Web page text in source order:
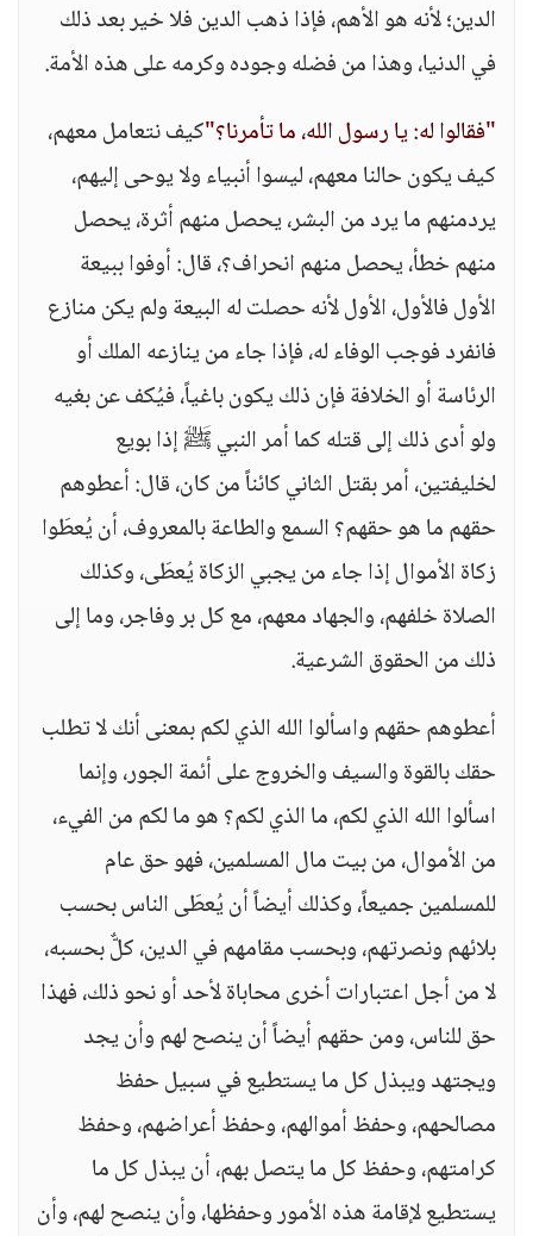
الدين؛ لأنه هو الأهم، فإذا ذهب الدين فلا خير بعد ذلك
في الدنيا، وهذا من فضله وجوده وكرمه على هذه الأمة.
"فقالوا له: يا رسول الله، ما تأمرنا؟"كيف نتعامل معهم،
كيف يكون حالنا معهم، ليسوا أنبياء ولا يوحى إليهم،
يردمنهم ما يرد من البشر، يحصل منهم أثرة، يحصل
منهم خطأ، يحصل منهم انحراف؟، قال: أوفوا ببيعة
الأول فالأول، الأول لأنه حصلت له البيعة ولم يكن منازع
فانفرد فوجب الوفاء له، فإذا جاء من ينازعه الملك أو
الرئاسة أو الخلافة فإن ذلك يكون باغياً، فيُكف عن بغيه
ولو أدى ذلك إلى قتله كما أمر النبي ﷺ إذا بويع
لخليفتين، أمر بقتل الثاني كائناً من كان، قال: أعطوهم
حقهم ما هو حقهم؟ السمع والطاعة بالمعروف، أن يُعطَوا
زكاة الأموال إذا جاء من يجبي الزكاة يُعطَى، وكذلك
الصلاة خلفهم، والجهاد معهم، مع كل بر وفاجر، وما إلى
ذلك من الحقوق الشرعية.
أعطوهم حقهم واسألوا الله الذي لكم بمعنى أنك لا تطلب
حقك بالقوة والسيف والخروج على أئمة الجور، وإنما
اسألوا الله الذي لكم، ما الذي لكم؟ هو ما لكم من الفيء،
من الأموال، من بيت مال المسلمين، فهو حق عام
للمسلمين جميعاً، وكذلك أيضاً أن يُعطَى الناس بحسب
بلائهم ونصرتهم، وبحسب مقامهم في الدين، كلٌّ بحسبه،
لا من أجل اعتبارات أخرى محاباة لأحد أو نحو ذلك، فهذا
حق للناس، ومن حقهم أيضاً أن ينصح لهم وأن يجد
ويجتهد ويبذل كل ما يستطيع في سبيل حفظ
مصالحهم، وحفظ أموالهم، وحفظ أعراضهم، وحفظ
كرامتهم، وحفظ كل ما يتصل بهم، أن يبذل كل ما
يستطيع لإقامة هذه الأمور وحفظها، وأن ينصح لهم، وأن